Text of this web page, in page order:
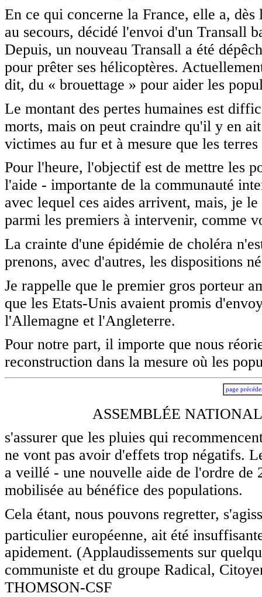
En ce qui concerne la France, elle a,
au secours, décidé l'envoi d'un Transall
Depuis, un nouveau Transall a été
pour prêter ses hélicoptères.
dit, du « brouettage » pour aider les
Le montant des pertes humaines est
morts, mais on peut craindre qu'il y en
victimes au fur et à mesure que les
Pour l'heure, l'objectif est de mettre les
l'aide - importante de la communauté
avec lequel ces aides arrivent, mais, je
parmi les premiers à intervenir, comme
La crainte d'une épidémie de choléra
prenons, avec d'autres, les dispositions
Je rappelle que le premier gros porteur
que les Etats-Unis avaient promis
l'Allemagne et l'Angleterre.
Pour notre part, il importe que nous
reconstruction dans la mesure où les
page
ASSEMBLÉE
s'assurer que les pluies qui
ne vont pas avoir d'effets trop négatifs.
a veillé - une nouvelle aide de l'ordre
mobilisée au bénéfice des populations.
Cela étant, nous pouvons regretter,
particulier européenne, ait été
apidement. (Applaudissements sur
communiste et du groupe Radical,
THOMSON-CSF